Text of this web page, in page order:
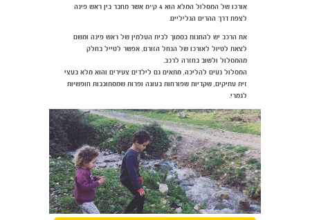
אורכו של המסלול המלא הוא 4 ק״מ אשר מחבר בין ראש פינה
לצפת דרך ההרים הגליליים.
את הרכב יש להחנות בסמוך לבית העלמין של ראש פינה ומשם
לצאת לטיול לאורכו של הנחל הזורם, אפשר לטייל בחלק
מהמסלול ולשוב בחזרה לרכב.
המסלול נעים להליכה, מתאים גם לילדים צעירים והוא מלא בעצי
זית עתיקים, שקדיות שפורחות בעונה ופרות שמסתובבות חופשיות
לגמרי.